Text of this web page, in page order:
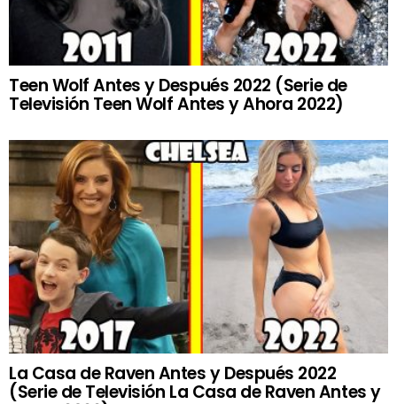
Teen Wolf Antes y Después 2022 (Serie de
Televisión Teen Wolf Antes y Ahora 2022)
La Casa de Raven Antes y Después 2022
(Serie de Televisión La Casa de Raven Antes y